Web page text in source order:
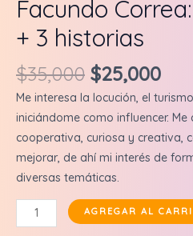
Facundo
+ 3 historias
$35,000 Original
price
was:
$35,000.
$25,000
is:
Me interesa la locución, el
iniciándome como influencer.
cooperativa, curiosa y creativa,
mejorar, de ahí mi interés de
diversas temáticas.
Facundo
Correa:
AGREGAR AL